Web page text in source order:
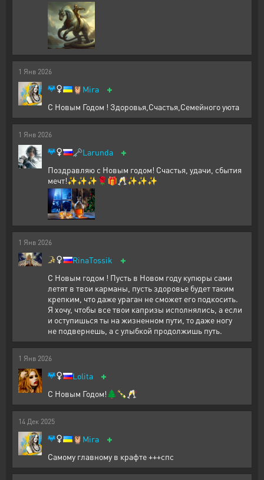
1 Янв 2026
🦉 Mira +
С Новым Годом ! Здоровья,Счастья,Семейного уюта
1 Янв 2026
🗝️Larunda +
Поздравляю с Новым годом! Счастья, удачи, сбытия
мечт!✨✨✨🌹🎁🥂✨✨✨
1 Янв 2026
RinaTossik +
С Новым годом ! Пусть в Новом году купюры сами
летят в твои карманы, пусть здоровье будет таким
крепким, что даже ураган не сможет его подкосить.
Я хочу, чтобы все твои капризы исполнялись, а если
и оступишься ты на жизненном пути, то даже ногу
не подвернешь, а с улыбкой продолжишь путь.
1 Янв 2026
Lolita +
С Новым Годом!🌲🍾🥂
14 Дек 2025
🦉 Mira +
Самому главному в крафте +++спс